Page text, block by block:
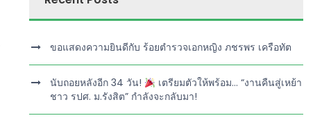
ขอแสดงความยินดีกับ ร้อยตำรวจเอกหญิง ภชรพร เครือทัต
นับถอยหลังอีก 34 วัน!
เตรียมตัวให้พร้อม… “งานคืนสู่เหย้า
ชาว รปศ. ม.รังสิต” กำลังจะกลับมา!